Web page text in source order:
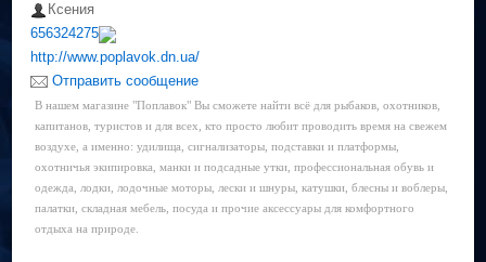
Ксения
656324275
http://www.poplavok.dn.ua/
Отправить сообщение
В нашем магазине "Поплавок" Вы сможете найти всё для рыбаков, охотников,
капитанов, туристов и для всех, кто просто любит проводить время на свежем
воздухе, а именно: удилища, сигнализаторы, подставки и платформы,
охотничья экипировка, манки и подсадные утки, профессиональная обувь и
одежда, лодки, лодочные моторы, лески и шнуры, катушки, блесны и воблеры,
палатки, складная мебель, посуда и прочие аксессуары для комфортного
отдыха на природе.